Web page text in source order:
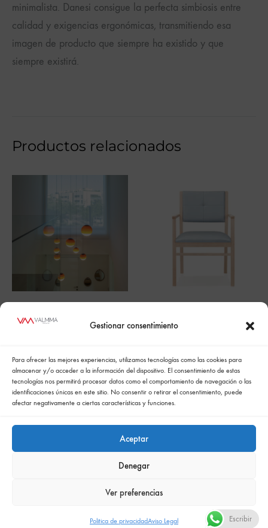
Gestionar consentimiento
Para ofrecer las mejores experiencias, utilizamos tecnologías como las cookies para
almacenar y/o acceder a la información del dispositivo. El consentimiento de estas
tecnologías nos permitirá procesar datos como el comportamiento de navegación o las
identificaciones únicas en este sitio. No consentir o retirar el consentimiento, puede
afectar negativamente a ciertas características y funciones.
Aceptar
Denegar
Ver preferencias
Politica de privacidadAviso Legal
minimalista. Danesi consigue la perfecta simbiosis entre
calidad y exigencias ergonómicas, transmitiendo esa
imagen de producto que siempre ha existido y que
siempre existirá.
Productos relacionados
Politica de confidencialidad
Comunicación de la política de responsabilidad social empresarial
Escribir